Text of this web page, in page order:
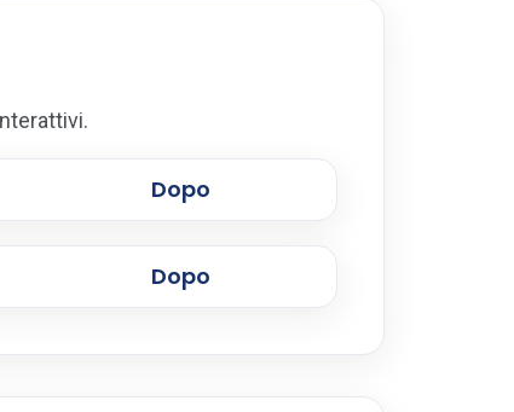
Dopo
Dopo